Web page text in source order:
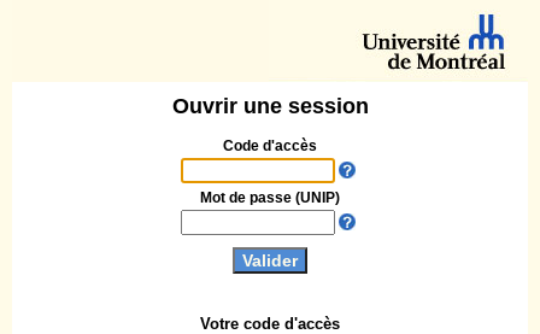
Ouvrir une session
Code d'accès
Votre code d'accès
Mot de passe (UNIP)